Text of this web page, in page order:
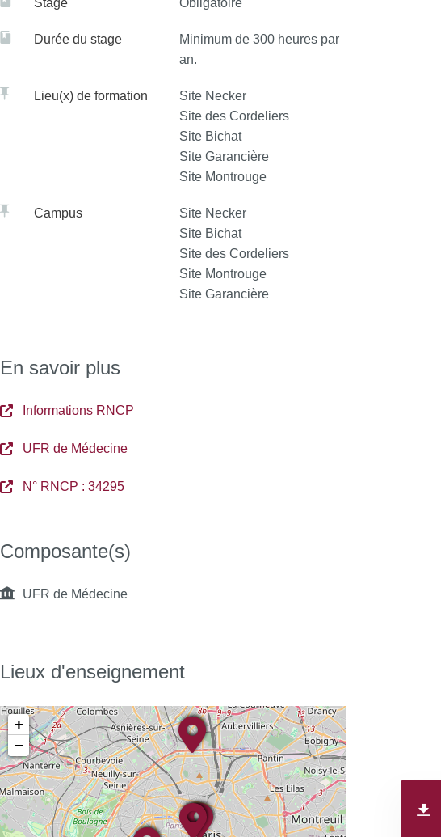
Stage Obligatoire
Durée du stage
Minimum de 300 heures par
an.
Lieu(x) de formation
Site Necker
Site des Cordeliers
Site Bichat
Site Garancière
Site Montrouge
Campus
Site Necker
Site Bichat
Site des Cordeliers
Site Montrouge
Site Garancière
En savoir plus
Informations RNCP
UFR de Médecine
N° RNCP : 34295
Composante(s)
UFR de Médecine
Lieux d'enseignement
+
−